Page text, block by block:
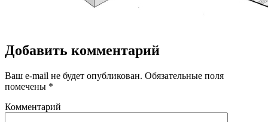
Добавить комментарий
Ваш e-mail не будет опубликован. Обязательные поля
помечены *
Комментарий